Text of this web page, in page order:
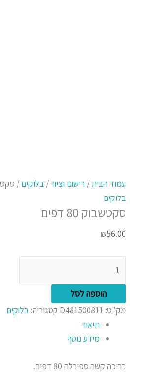
עמוד הבית / רישום וציור/ בלוקים /
בלוקים
סקטשבוק 80 דפים
₪56.00
הוספה לסל
מק"ט: D481500811 קטגוריה: בלוקים
תיאור
מידע נוסף
כריכה קשה ספירלה 80 דפים.